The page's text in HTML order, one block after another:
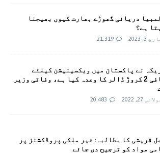
دریائی گھوڑے بھارت کیوں بھیجنا
ہے؟
3, 2023
21,319
نے پاکستان میں ویکسینیشن کیلئے
اضافی 2 کروڑ ڈالر کا وعدہ کیا ہے، وفاقی وزیر
27, 2022
20,483
قریشی کا مطالبہ: غیر ملکی پروڈکشنز پر
مواد کو ترجیح دی جائے